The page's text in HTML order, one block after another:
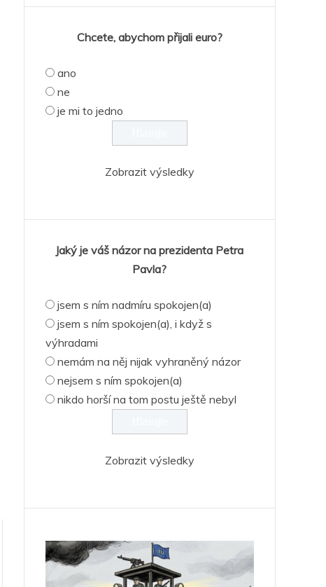
Chcete, abychom přijali euro?
ano
ne
je mi to jedno
Zobrazit výsledky
Jaký je váš názor na prezidenta Petra
Pavla?
jsem s ním nadmíru spokojen(a)
jsem s ním spokojen(a), i když s
výhradami
nemám na něj nijak vyhraněný názor
nejsem s ním spokojen(a)
nikdo horší na tom postu ještě nebyl
Zobrazit výsledky